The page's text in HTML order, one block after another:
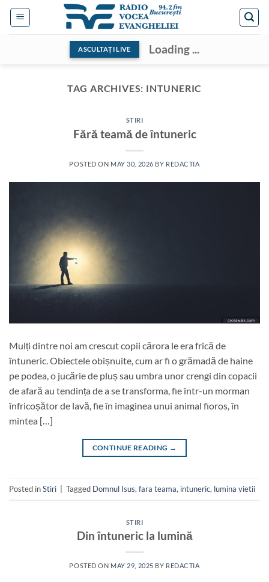
Skip
ASCULTAȚI LIVE Loading ...
TAG ARCHIVES: INTUNERIC
STIRI
Fără teamă de întuneric
POSTED ON MAY 30, 2026 BY REDACTIA
Mulți dintre noi am crescut copii cărora le era frică de
întuneric. Obiectele obișnuite, cum ar fi o grămadă de haine
pe podea, o jucărie de pluș sau umbra unor crengi din copacii
de afară au tendința de a se transforma, fie într-un morman
înfricoșător de lavă, fie în imaginea unui animal fioros, în
mintea […]
CONTINUE READING →
Posted inStiri Tagged Domnul Isus, fara teama, intuneric, lumina vietii
STIRI
Din întuneric la lumină
POSTED ON MAY 29, 2025 BY REDACTIA